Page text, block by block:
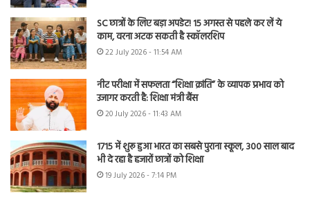
SC छात्रों के लिए बड़ा अपडेट! 15 अगस्त से पहले कर लें ये
काम, वरना अटक सकती है स्कॉलरशिप
22 July 2026 - 11:54 AM
नीट परीक्षा में सफलता “शिक्षा क्रांति” के व्यापक प्रभाव को
उजागर करती है: शिक्षा मंत्री बैंस
20 July 2026 - 11:43 AM
1715 में शुरू हुआ भारत का सबसे पुराना स्कूल, 300 साल बाद
भी दे रहा है हजारों छात्रों को शिक्षा
19 July 2026 - 7:14 PM